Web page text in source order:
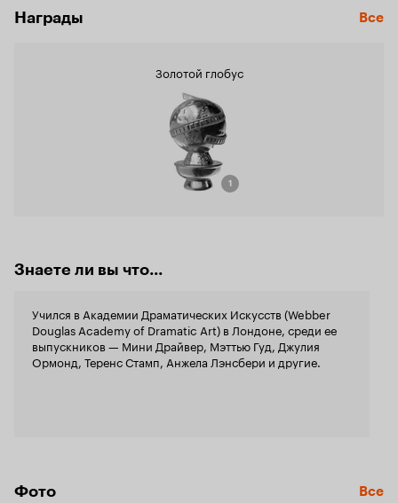
Награды Все
Золотой глобус
1
Знаете ли вы что...
Учился в Академии Драматических Искусств (Webber
Douglas Academy of Dramatic Art) в Лондоне, среди ее
выпускников — Мини Драйвер, Мэттью Гуд, Джулия
Ормонд, Теренс Стамп, Анжела Лэнсбери и другие.
Фото Все